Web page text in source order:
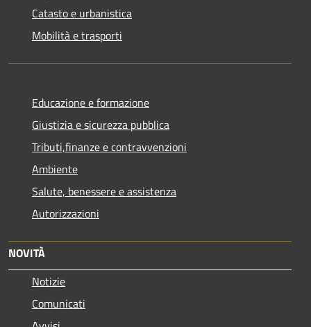
Catasto e urbanistica
Mobilità e trasporti
Educazione e formazione
Giustizia e sicurezza pubblica
Tributi,finanze e contravvenzioni
Ambiente
Salute, benessere e assistenza
Autorizzazioni
NOVITÀ
Notizie
Comunicati